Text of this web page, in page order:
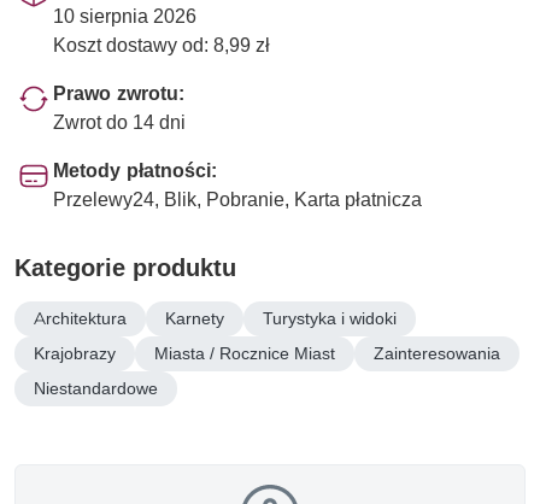
10 sierpnia 2026
Koszt dostawy od: 8,99 zł
Prawo zwrotu:
Zwrot do 14 dni
Metody płatności:
Przelewy24, Blik, Pobranie, Karta płatnicza
Kategorie produktu
Architektura Karnety
Turystyka i widoki
Krajobrazy
Miasta / Rocznice Miast
Zainteresowania
Niestandardowe